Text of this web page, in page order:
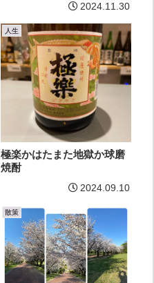
2024.11.30
人生
極楽かはたまた地獄か球磨
焼酎
2024.09.10
散策